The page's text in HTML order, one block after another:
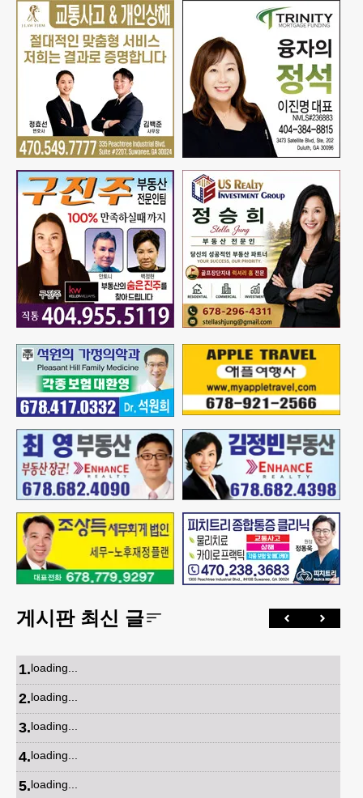
게시판 최신 글
1.loading...
2.loading...
3.loading...
4.loading...
5.loading...